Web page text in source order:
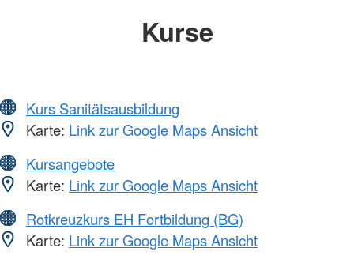
Kurse
Kurs Sanitätsausbildung
Karte: Link zur Google Maps Ansicht
Kursangebote
Karte: Link zur Google Maps Ansicht
Rotkreuzkurs EH Fortbildung (BG)
Karte: Link zur Google Maps Ansicht